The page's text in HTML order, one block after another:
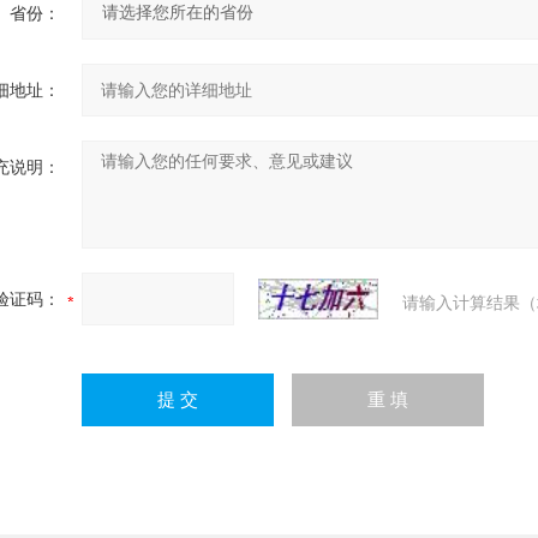
省份：
地址：
说明：
证码： 请输入计算结果